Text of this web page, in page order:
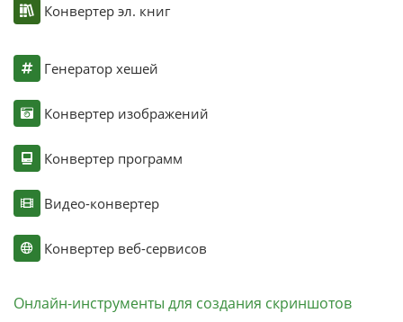
Конвертер эл. книг
Генератор хешей
Конвертер изображений
Конвертер программ
Видео-конвертер
Конвертер веб-сервисов
Онлайн-инструменты для создания скриншотов